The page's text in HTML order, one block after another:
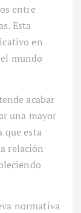
entre
Esta
en
mundo
acabar
una mayor
que esta
relación
normativa